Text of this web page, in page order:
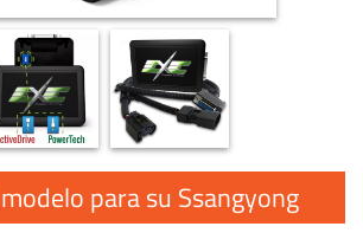
para su Ssangyong